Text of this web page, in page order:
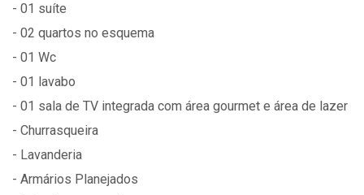
- 01 suíte
- 02 quartos no esquema
- 01 Wc
- 01 lavabo
- 01 sala de TV integrada com área gourmet e área de lazer
- Churrasqueira
- Lavanderia
- Armários Planejados